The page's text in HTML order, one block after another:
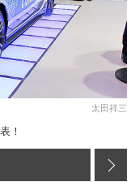
太田祥三
！